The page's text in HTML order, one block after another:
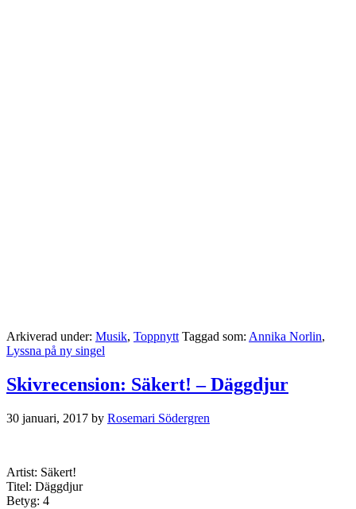
Arkiverad under: Musik, Toppnytt Taggad som: Annika Norlin,
Lyssna på ny singel
Skivrecension: Säkert! – Däggdjur
30 januari, 2017 by Rosemari Södergren
Artist: Säkert!
Titel: Däggdjur
Betyg: 4